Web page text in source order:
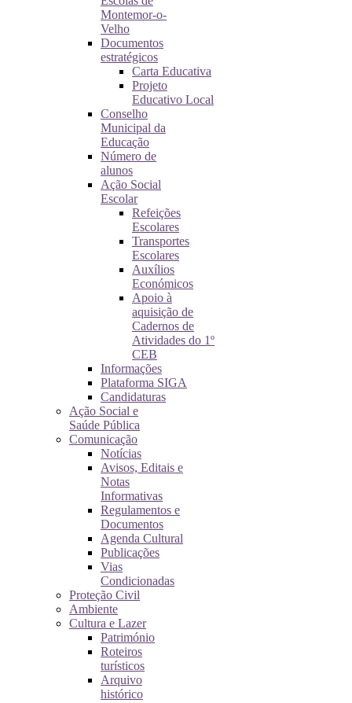
Montemor-o-
Velho
Documentos
estratégicos
Carta Educativa
Projeto
Educativo Local
Conselho
Municipal da
Educação
Número de
alunos
Ação Social
Escolar
Refeições
Escolares
Transportes
Escolares
Auxílios
Económicos
Apoio à
aquisição de
Cadernos de
Atividades do 1º
CEB
Informações
Plataforma SIGA
Candidaturas
Ação Social e
Saúde Pública
Comunicação
Notícias
Avisos, Editais e
Notas
Informativas
Regulamentos e
Documentos
Agenda Cultural
Publicações
Vias
Condicionadas
Proteção Civil
Ambiente
Cultura e Lazer
Património
Roteiros
turísticos
Arquivo
histórico